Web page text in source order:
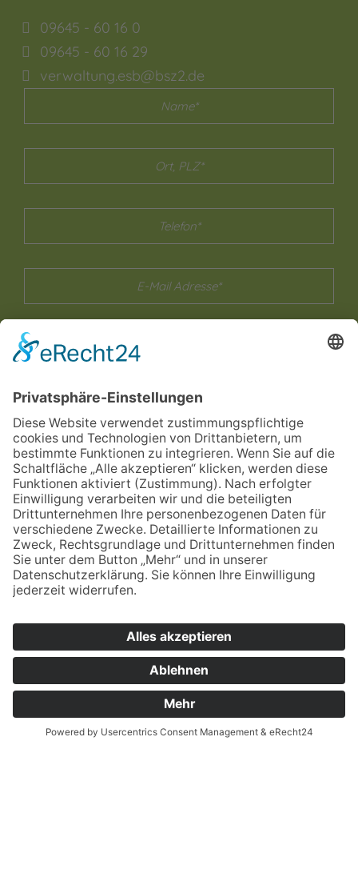
09645 - 60 16 0
09645 - 60 16 29
verwaltung.esb@bsz2.de
Ja, ich habe dieDatenschutzerklärungzur
Kenntnis genommen und bin damit
einverstanden, dass die von mir angegebenen
Daten elektronisch erhoben und gespeichert
werden. Meine Daten werden dabei nur streng
zweckgebunden zur Bearbeitung und
Beantwortung meiner Anfrage genutzt. Sie
können sich auch direkt per Mail an unsere